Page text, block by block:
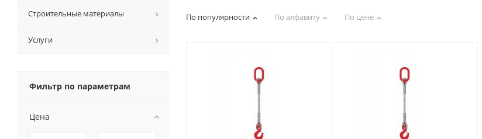
По популярности По алфавиту По цене
Строительные материалы
Услуги
Фильтр по параметрам
Цена